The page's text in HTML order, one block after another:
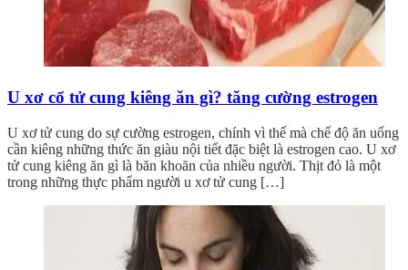
U xơ cổ tử cung kiêng ăn gì? tăng cường estrogen
U xơ tử cung do sự cường estrogen, chính vì thế mà chế độ ăn uống
cần kiêng những thức ăn giàu nội tiết đặc biệt là estrogen cao. U xơ
tử cung kiêng ăn gì là băn khoăn của nhiều người. Thịt đỏ là một
trong những thực phẩm người u xơ tử cung […]